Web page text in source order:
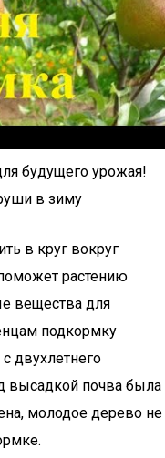
будущего урожая!
в зиму
в круг вокруг
растению
вещества для
подкормку
двухлетнего
высадкой почва была
молодое дерево не